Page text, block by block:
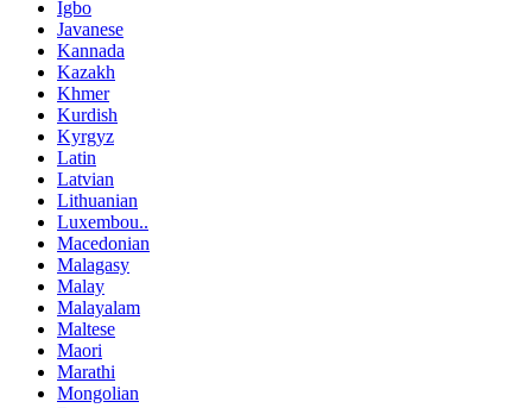
Igbo
Javanese
Kannada
Kazakh
Khmer
Kurdish
Kyrgyz
Latin
Latvian
Lithuanian
Luxembou..
Macedonian
Malagasy
Malay
Malayalam
Maltese
Maori
Marathi
Mongolian